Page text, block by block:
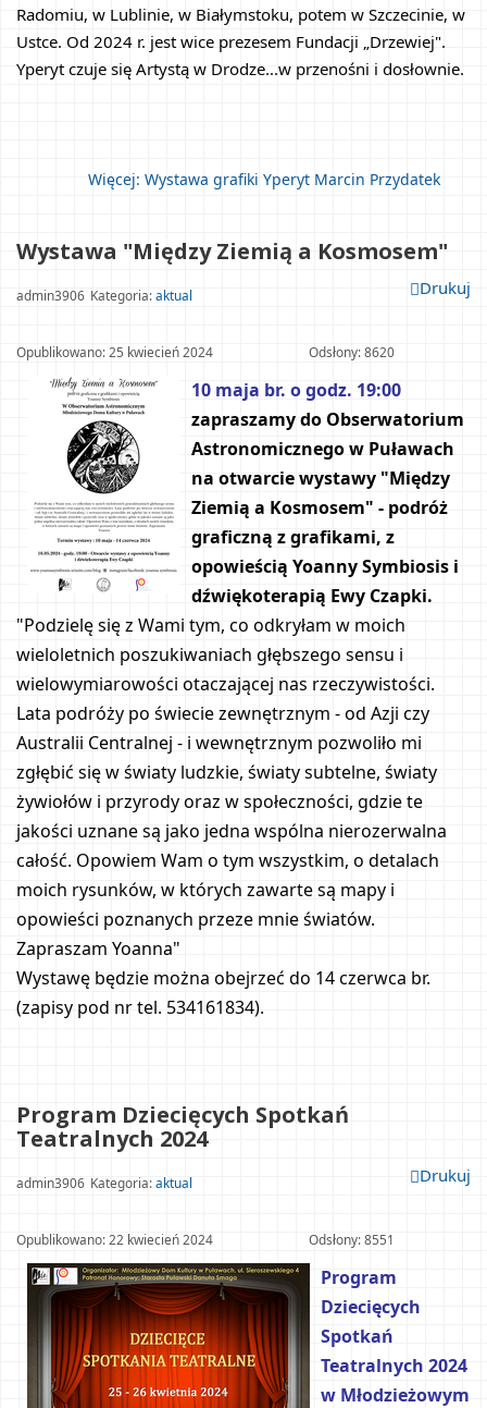
Radomiu, w Lublinie, w Białymstoku, potem w Szczecinie, w
Ustce. Od 2024 r. jest wice prezesem Fundacji „Drzewiej".
Yperyt czuje się Artystą w Drodze...w przenośni i dosłownie.
Drukuj
admin3906 Kategoria: aktual
Odsłony: 8620
10 maja br. o godz. 19:00
zapraszamy do Obserwatorium
Astronomicznego w Puławach
na otwarcie wystawy "Między
Ziemią a Kosmosem" - podróż
graficzną z grafikami, z
opowieścią Yoanny Symbiosis i
dźwiękoterapią Ewy Czapki.
"Podzielę się z Wami tym, co odkryłam w moich
wieloletnich poszukiwaniach głębszego sensu i
wielowymiarowości otaczającej nas rzeczywistości.
Lata podróży po świecie zewnętrznym - od Azji czy
Australii Centralnej - i wewnętrznym pozwoliło mi
zgłębić się w światy ludzkie, światy subtelne, światy
żywiołów i przyrody oraz w społeczności, gdzie te
jakości uznane są jako jedna wspólna nierozerwalna
całość. Opowiem Wam o tym wszystkim, o detalach
moich rysunków, w których zawarte są mapy i
opowieści poznanych przeze mnie światów.
Zapraszam Yoanna"
Wystawę będzie można obejrzeć do 14 czerwca br.
(zapisy pod nr tel. 534161834).
Program Dziecięcych Spotkań
Teatralnych 2024
Drukuj
admin3906 Kategoria: aktual
Odsłony: 8551
Program
Dziecięcych
Spotkań
Teatralnych 2024
w Młodzieżowym